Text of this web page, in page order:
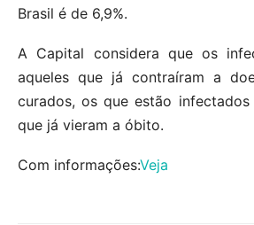
Brasil é de 6,9%.
A Capital considera que os
aqueles que já contraíram a
curados, os que estão
que já vieram a óbito.
Com informações:Veja